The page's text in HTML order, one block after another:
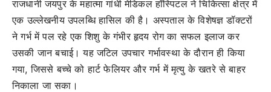
राजधानी जयपुर के महात्मा गांधी मेडिकल हॉस्पिटल ने चिकित्सा क्षेत्र में
एक उल्लेखनीय उपलब्धि हासिल की है। अस्पताल के विशेषज्ञ डॉक्टरों
ने गर्भ में पल रहे एक शिशु के गंभीर हृदय रोग का सफल इलाज कर
उसकी जान बचाई। यह जटिल उपचार गर्भावस्था के दौरान ही किया
गया, जिससे बच्चे को हार्ट फेलियर और गर्भ में मृत्यु के खतरे से बाहर
निकाला जा सका।